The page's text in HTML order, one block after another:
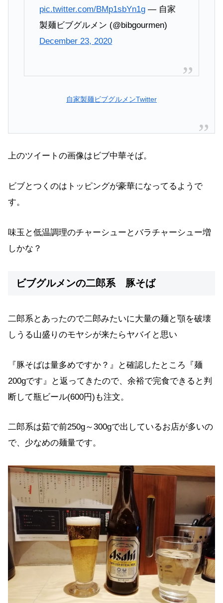
pic.twitter.com/BMp1sbYn1g — 自家
製麺ビブグルメン (@bibgourmen)
December 23, 2020
自家製麺ビブグルメンTwitter
上のツイートの画像はビブ中華そば。
ビブとつくのはトッピングが豪華になってるようで
す。
味玉と低温調理のチャーシューとバラチャーシュー増
しかな？
ビブグルメンの二郎系 豚そば
二郎系とあったので二郎みたいに大量の麺と顎を破壊
しうる山盛りのモヤシが来たらヤバイと思い
『豚そばは量多めですか？』と確認したところ『麺
200gです』と返ってきたので、余裕で完食できると判
断して瓶ビール(600円)も注文。
二郎系は茹で前250g～300gで出しているお店が多いの
で、少なめの麺量です。